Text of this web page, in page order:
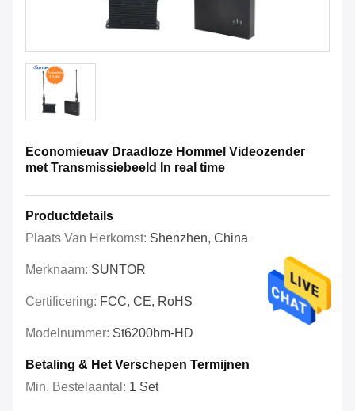
Economieuav Draadloze Hommel Videozender
met Transmissiebeeld In real time
Productdetails
Plaats Van Herkomst: Shenzhen, China
Merknaam: SUNTOR
Certificering: FCC, CE, RoHS
Modelnummer: St6200bm-HD
Betaling & Het Verschepen Termijnen
Min. Bestelaantal: 1 Set